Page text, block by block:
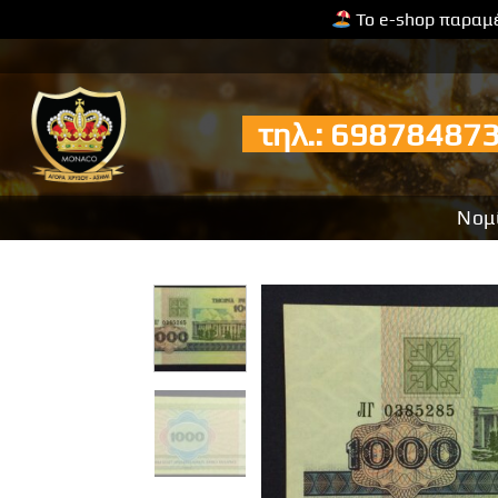
Το e-shop
στο
περιεχόμενο
τηλ.: